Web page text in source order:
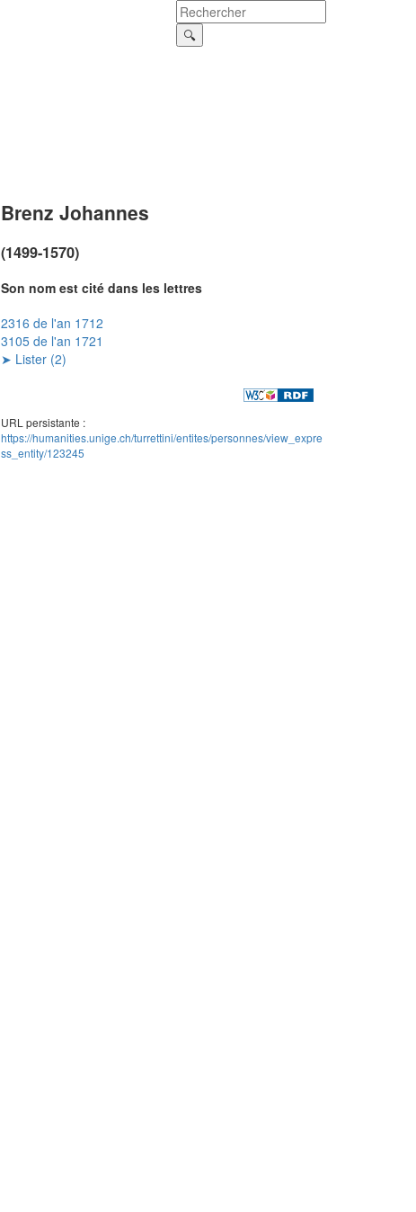
Brenz Johannes
(1499-1570)
Son nom est cité dans les lettres
2316 de l'an 1712
3105 de l'an 1721
➤ Lister (2)
URL persistante :
https://humanities.unige.ch/turrettini/entites/personnes/view_expre
ss_entity/123245